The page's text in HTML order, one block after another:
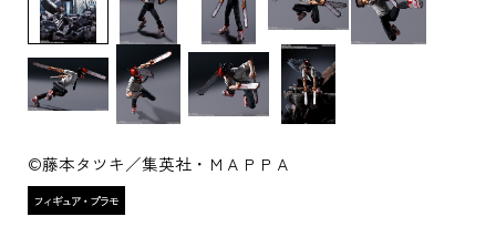
©藤本タツキ／集英社・ＭＡＰＰＡ